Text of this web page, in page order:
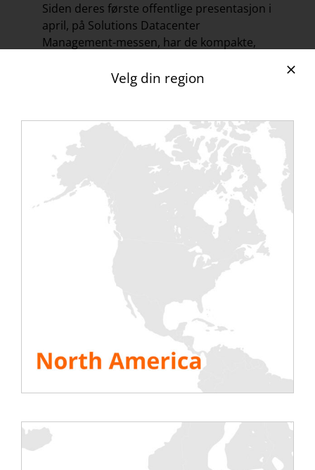
Siden deres første offentlige presentasjon i
april, på Solutions Datacenter
Management-messen, har de kompakte,
til det unge Rentaload-selskapet blitt
utført i 8 dager uten avbrudd i det nye
grønne datasenteret til IT-konsernet Sigma.
Spesialisert på anleggsadministrasjon,
programvarepublisering, rådgivning og
integrasjon, har Sigma-gruppen investert 7
millioner euro i byggingen av dette tredje
datasenteret på 2000 m² i Carquefou nær
Nancy. Noen uker før innvielsen ga
hovedentreprenøren APL Rentaload i
oppdrag å utføre testene på en
inneslutningsøy med rundt tjue bukter i
datasenteret. Disse termiske testene ble
utført over 8 dager – 192 timer uten
avbrudd – takket være 18 rackbare
lastebanker installert på én dag av
Rentaload. Disse testene bekreftet en
gjorde det mulig å validere korrekt drift av
installasjonene…
Velg din region